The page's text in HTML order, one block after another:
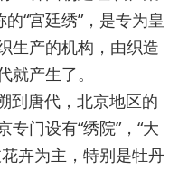
“宫廷绣”，是专为皇
生产的机构，由织造
产生了。
唐代，北京地区的
门设有“绣院”，“大
卉为主，特别是牡丹